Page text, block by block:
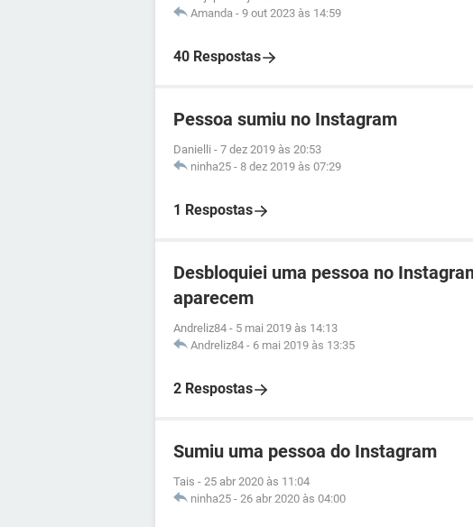
Amanda - 9 out 2023 às 14:59
40 Respostas
Pessoa sumiu no Instagram
Danielli - 7 dez 2019 às 20:53
ninha25 - 8 dez 2019 às 07:29
1 Respostas
Desbloquiei uma pessoa no
aparecem
Andreliz84 - 5 mai 2019 às 14:13
Andreliz84 - 6 mai 2019 às 13:35
2 Respostas
Sumiu uma pessoa do Instagram
Tais - 25 abr 2020 às 11:04
ninha25 - 26 abr 2020 às 04:00